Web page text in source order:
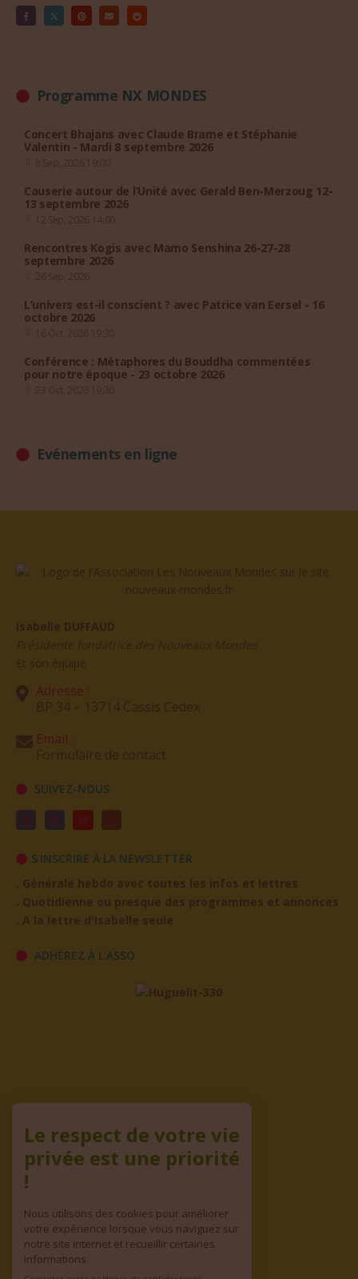
Programme NX MONDES
Concert Bhajans avec Claude Brame et Stéphanie
Valentin - Mardi 8 septembre 2026
Causerie autour de l’Unité avec Gerald Ben-Merzoug 12-
13 septembre 2026
Rencontres Kogis avec Mamo Senshina 26-27-28
septembre 2026
L’univers est-il conscient ? avec Patrice van Eersel - 16
octobre 2026
Conférence : Métaphores du Bouddha commentées
pour notre époque - 23 octobre 2026
Evénements en ligne
Adresse :
Email :
SUIVEZ-NOUS
S'INSCRIRE À LA NEWSLETTER
ADHÉREZ À L'ASSO
Le respect de votre vie
privée est une priorité
!
Nous utilisons des cookies pour améliorer
votre expérience lorsque vous naviguez sur
notre site internet et recueillir certaines
informations.